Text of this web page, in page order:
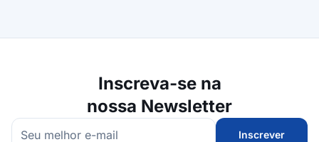
Inscreva-se na
nossa Newsletter
Inscrever